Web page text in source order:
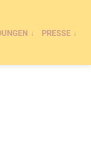
PRESSE